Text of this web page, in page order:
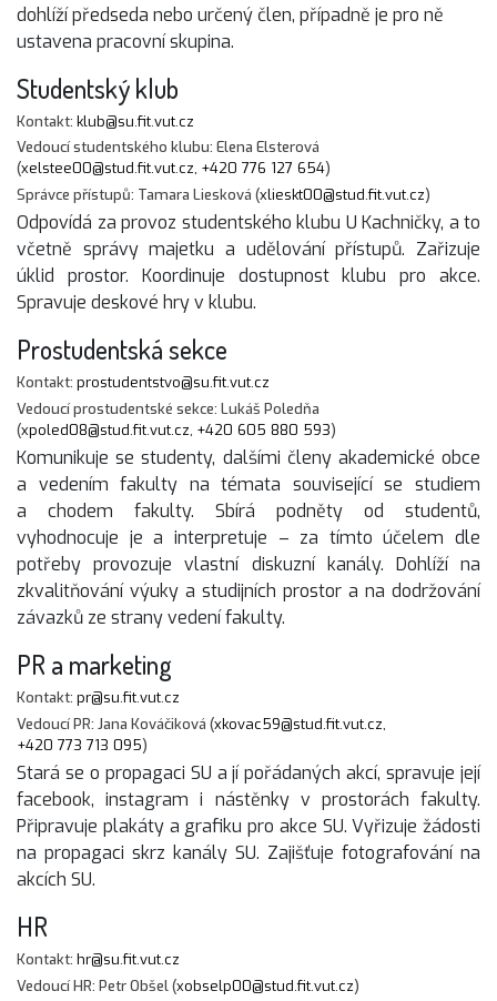
dohlíží předseda nebo určený člen, případně je pro ně
ustavena pracovní skupina.
Studentský klub
Kontakt: klub@su.fit.vut.cz
Vedoucí studentského klubu: Elena Elsterová
(xelstee00@stud.fit.vut.cz, +420 776 127 654)
Správce přístupů: Tamara Liesková (xlieskt00@stud.fit.vut.cz)
Odpovídá za provoz studentského klubu U Kachničky, a to
včetně správy majetku a udělování přístupů. Zařizuje
úklid prostor. Koordinuje dostupnost klubu pro akce.
Spravuje deskové hry v klubu.
Prostudentská sekce
Kontakt: prostudentstvo@su.fit.vut.cz
Vedoucí prostudentské sekce: Lukáš Poledňa
(xpoled08@stud.fit.vut.cz, +420 605 880 593)
Komunikuje se studenty, dalšími členy akademické obce
a vedením fakulty na témata související se studiem
a chodem fakulty. Sbírá podněty od studentů,
vyhodnocuje je a interpretuje – za tímto účelem dle
potřeby provozuje vlastní diskuzní kanály. Dohlíží na
zkvalitňování výuky a studijních prostor a na dodržování
závazků ze strany vedení fakulty.
PR a marketing
Kontakt: pr@su.fit.vut.cz
Vedoucí PR: Jana Kováčiková (xkovac59@stud.fit.vut.cz,
+420 773 713 095)
Stará se o propagaci SU a jí pořádaných akcí, spravuje její
facebook, instagram i nástěnky v prostorách fakulty.
Připravuje plakáty a grafiku pro akce SU. Vyřizuje žádosti
na propagaci skrz kanály SU. Zajišťuje fotografování na
akcích SU.
HR
Kontakt: hr@su.fit.vut.cz
Vedoucí HR: Petr Obšel (xobselp00@stud.fit.vut.cz)